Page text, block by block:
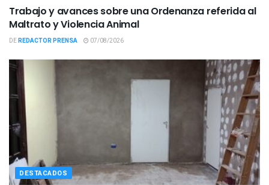
Trabajo y avances sobre una Ordenanza referida al
Maltrato y Violencia Animal
DEREDACTOR PRENSA 07/08/2026
DESTACADOS